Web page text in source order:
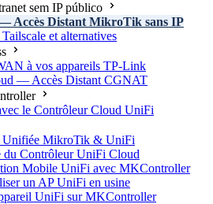
sem IP público
Accès Distant MikroTik sans IP
et alternatives
à vos appareils TP-Link
— Accès Distant CGNAT
le Contrôleur Cloud UniFi
Unifiée MikroTik & UniFi
du Contrôleur UniFi Cloud
Mobile UniFi avec MKController
un AP UniFi en usine
UniFi sur MKController